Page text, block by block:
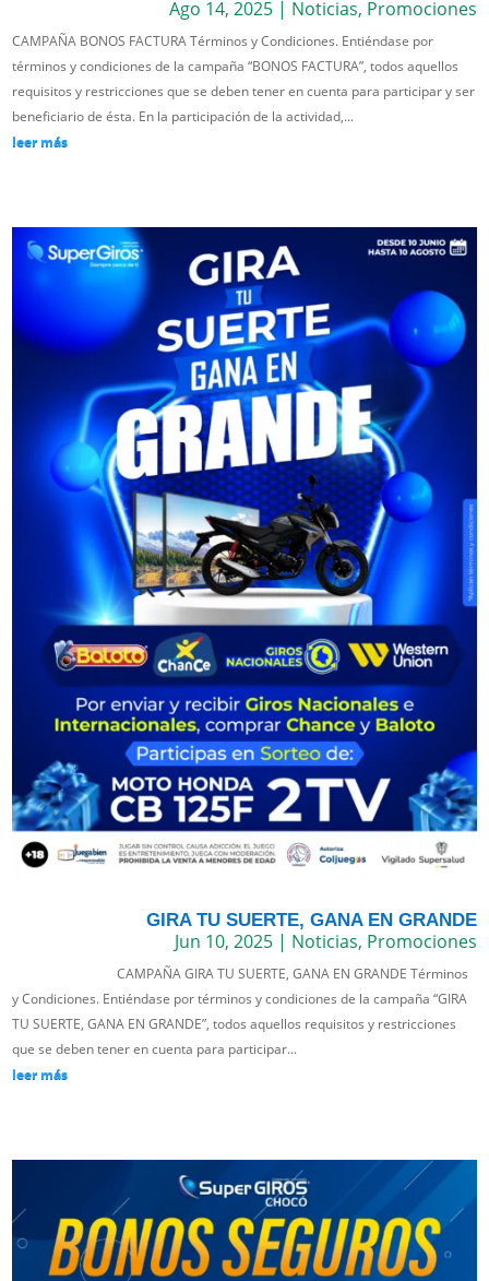
Ago 14, 2025| Noticias, Promociones
CAMPAÑA BONOS FACTURA Términos y Condiciones. Entiéndase por
términos y condiciones de la campaña “BONOS FACTURA”, todos aquellos
requisitos y restricciones que se deben tener en cuenta para participar y ser
beneficiario de ésta. En la participación de la actividad,...
leer más
GIRA TU SUERTE, GANA EN GRANDE
Jun 10, 2025| Noticias, Promociones
CAMPAÑA GIRA TU SUERTE, GANA EN GRANDE Términos
y Condiciones. Entiéndase por términos y condiciones de la campaña “GIRA
TU SUERTE, GANA EN GRANDE”, todos aquellos requisitos y restricciones
que se deben tener en cuenta para participar...
leer más